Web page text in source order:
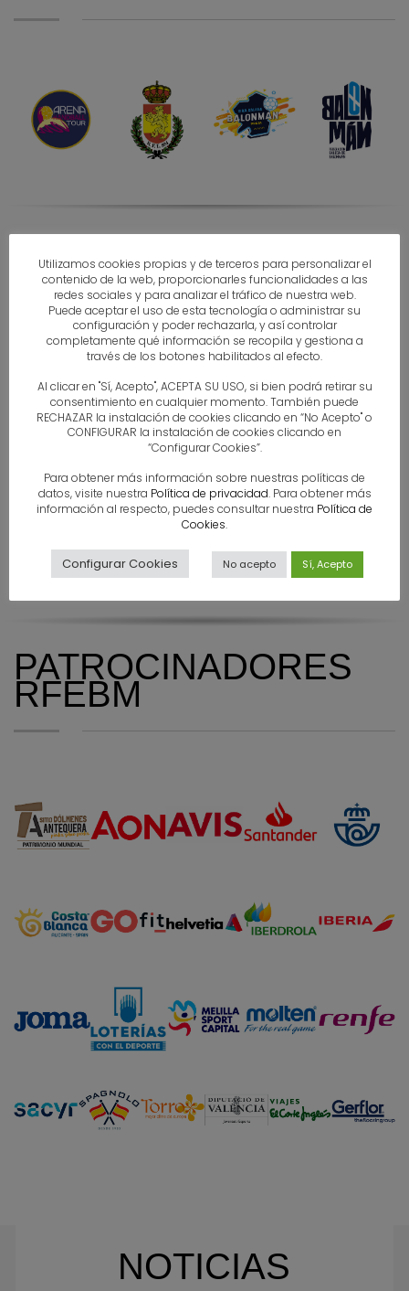
PATROCINADORES
CESA PLAYA 2022
PATROCINADORES
RFEBM
NOTICIAS
Utilizamos cookies propias y de terceros para personalizar el
contenido de la web, proporcionarles funcionalidades a las
redes sociales y para analizar el tráfico de nuestra web.
Puede aceptar el uso de esta tecnología o administrar su
configuración y poder rechazarla, y así controlar
completamente qué información se recopila y gestiona a
través de los botones habilitados al efecto.
Al clicar en "Sí, Acepto", ACEPTA SU USO, si bien podrá retirar su
consentimiento en cualquier momento. También puede
RECHAZAR la instalación de cookies clicando en “No Acepto" o
CONFIGURAR la instalación de cookies clicando en
“Configurar Cookies”.
Para obtener más información sobre nuestras políticas de
datos, visite nuestra Política de privacidad. Para obtener más
información al respecto, puedes consultar nuestra Política de
Cookies.
Configurar Cookies No acepto Sí, Acepto